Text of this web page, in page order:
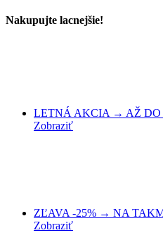
Nakupujte lacnejšie!
LETNÁ AKCIA → AŽ DO
Zobraziť
ZĽAVA -25% → NA
Zobraziť